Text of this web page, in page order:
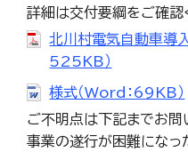
詳細は交付要綱をご確認
北川村電気自動車導
525KB）
様式（Word：69KB）
ご不明点は下記までお問
事業の遂行が困難にな